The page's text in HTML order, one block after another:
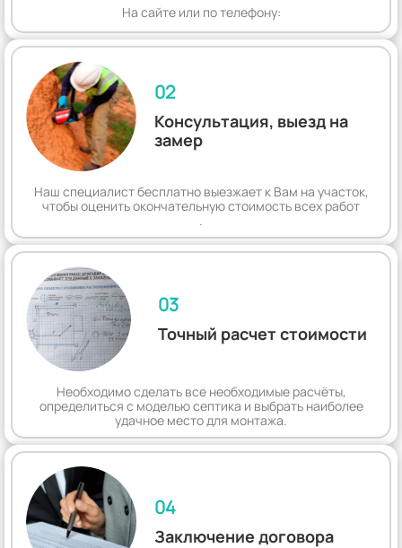
На сайте или по телефону:
02
Консультация, выезд на
замер
Наш специалист бесплатно выезжает к Вам на участок,
чтобы оценить окончательную стоимость всех работ
.
03
Точный расчет стоимости
Необходимо сделать все необходимые расчёты,
определиться с моделью септика и выбрать наиболее
удачное место для монтажа.
04
Заключение договора